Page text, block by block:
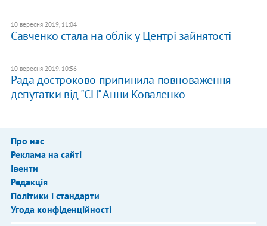
10 вересня 2019, 11:04
Савченко стала на облік у Центрі зайнятості
10 вересня 2019, 10:56
Рада достроково припинила повноваження
депутатки від "СН" Анни Коваленко
Про нас
Реклама на сайті
Івенти
Редакція
Політики і стандарти
Угода конфіденційності